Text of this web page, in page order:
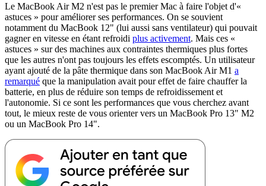
Le MacBook Air M2 n'est pas le premier Mac à faire l'objet d'«
astuces » pour améliorer ses performances. On se souvient
notamment du MacBook 12" (lui aussi sans ventilateur) qui pouvait
gagner en vitesse en étant refroidi plus activement. Mais ces «
astuces » sur des machines aux contraintes thermiques plus fortes
que les autres n'ont pas toujours les effets escomptés. Un utilisateur
ayant ajouté de la pâte thermique dans son MacBook Air M1 a
remarqué que la manipulation avait pour effet de faire chauffer la
batterie, en plus de réduire son temps de refroidissement et
l'autonomie. Si ce sont les performances que vous cherchez avant
tout, le mieux reste de vous orienter vers un MacBook Pro 13" M2
ou un MacBook Pro 14".